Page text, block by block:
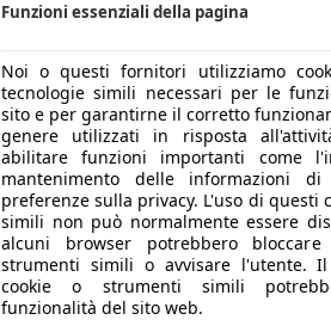
Funzioni essenziali della pagina
Noi o questi fornitori utilizziamo
tecnologie simili necessari per le
sito e per garantirne il corretto
genere utilizzati in risposta
abilitare funzioni importanti come
mantenimento delle informazioni
preferenze sulla privacy. L'uso di questi
simili non può normalmente essere
alcuni browser potrebbero
strumenti simili o avvisare l'utente.
cookie o strumenti simili
funzionalità del sito web.